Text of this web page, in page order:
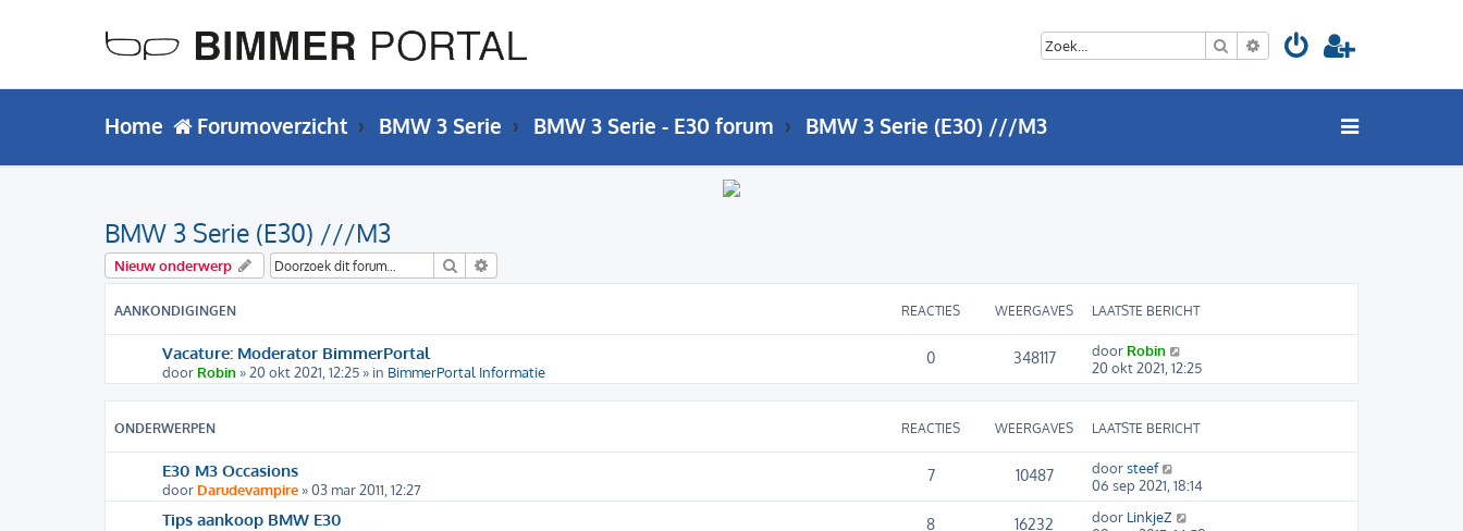
Zoek Uitgebreid zoeken
Home Forumoverzicht BMW 3 Serie BMW 3 Serie - E30 forum BMW 3 Serie (E30) ///M3
BMW 3 Serie (E30) ///M3
Nieuw onderwerp Zoek
AANKONDIGINGEN REACTIES WEERGAVES LAATSTE BERICHT
Vacature: Moderator BimmerPortal
door Robin » 20 okt 2021, 12:25 » in BimmerPortal Informatie
0 348117 door Robin
20 okt 2021, 12:25
ONDERWERPEN REACTIES WEERGAVES LAATSTE BERICHT
E30 M3 Occasions
door Darudevampire » 03 mar 2011, 12:27
7 10487 doorsteef
06 sep 2021, 18:14
Tips aankoop BMW E30 8 16232 door LinkjeZ